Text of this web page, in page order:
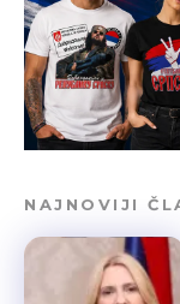
NAJNOVIJI